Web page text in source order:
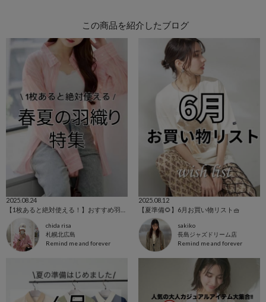
この商品を紹介したブログ
2025.08.24
chida risa
札幌北広島
Remind me and forever
2025.08.12
【夏準備🌻】6月お買い物リスト🧺
sakiko
長島ジャズドリーム店
Remind me and forever